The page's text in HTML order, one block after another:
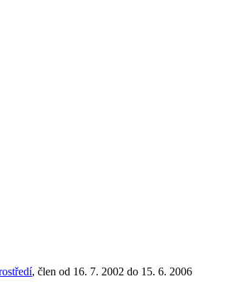
, člen od 16. 7. 2002 do 15. 6. 2006